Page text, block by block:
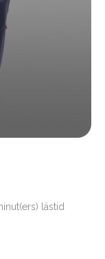
lästid